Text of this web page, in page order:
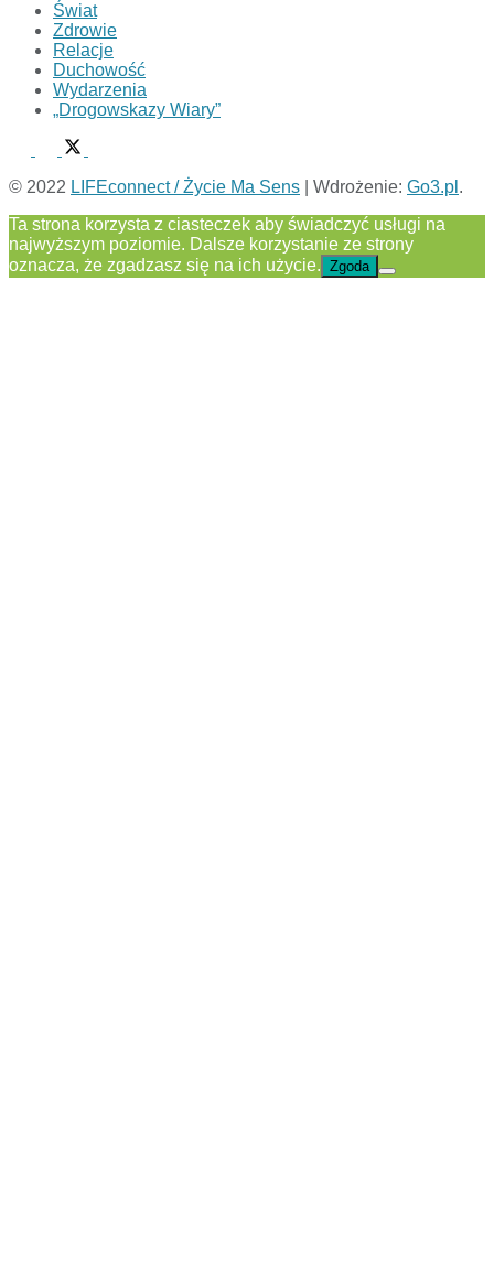
Świat
Zdrowie
Relacje
Duchowość
Wydarzenia
„Drogowskazy Wiary”
© 2022 LIFEconnect / Życie Ma Sens | Wdrożenie: Go3.pl .
Ta strona korzysta z ciasteczek aby świadczyć usługi na
najwyższym poziomie. Dalsze korzystanie ze strony
oznacza, że zgadzasz się na ich użycie. Zgoda